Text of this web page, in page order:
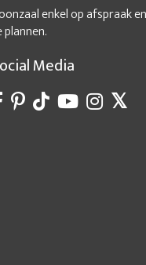
enkel op afspraak en
Media